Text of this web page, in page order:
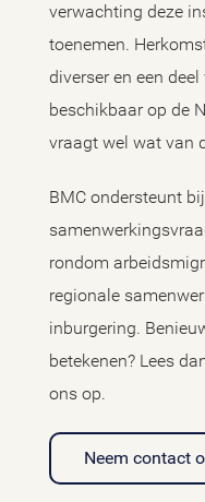
verwachting deze
toenemen.
diverser en een
beschikbaar op de
vraagt wel wat van
BMC ondersteunt
rondom
regionale
inburgering.
betekenen? Lees
ons op.
Neem contact